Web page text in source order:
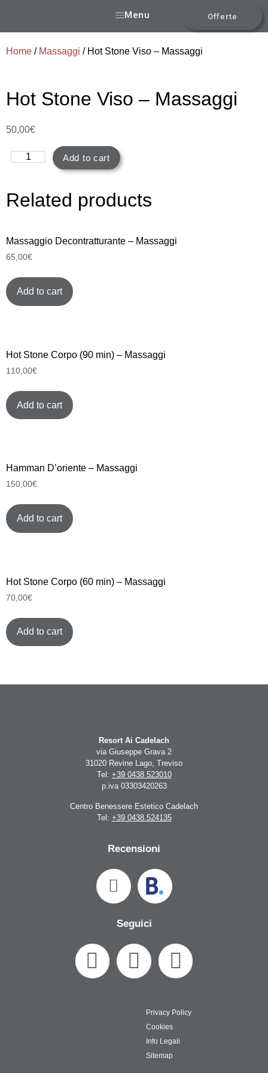
Menu Offerte
Home / Massaggi / Hot Stone Viso – Massaggi
Hot Stone Viso – Massaggi
50,00€
Add to cart
Related products
Massaggio Decontratturante – Massaggi
65,00€
Add to cart
Hot Stone Corpo (90 min) – Massaggi
110,00€
Add to cart
Hamman D’oriente – Massaggi
150,00€
Add to cart
Hot Stone Corpo (60 min) – Massaggi
70,00€
Add to cart
Resort Ai Cadelach
via Giuseppe Grava 2
31020 Revine Lago, Treviso
Tel: +39 0438 523010
p.iva 03303420263
Centro Benessere Estetico Cadelach
Tel: +39 0438.524135
Recensioni
Seguici
Privacy Policy
Cookies
Info Legali
Sitemap